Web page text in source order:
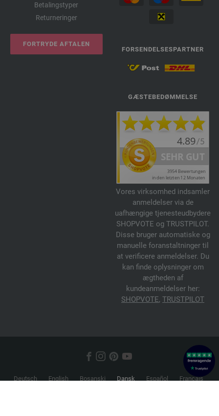
Betalingstyper
Returneringer
FORTRYDE AFTALEN
FORSENDELSESPARTNER
GÆSTEBEDØMMELSE
Vores virksomhed indsamler
anmeldelser via de
uafhængige tjenesteudbydere
SHOPVOTE og TRUSTPILOT.
Disse bruger automatiske og
manuelle foranstaltninger til
at verificere anmeldelser. Du
kan finde oplysninger om
ægtheden af
kundeanmeldelser her:
SHOPVOTE, TRUSTPILOT
Deutsch English Bosanski Dansk Español
Français